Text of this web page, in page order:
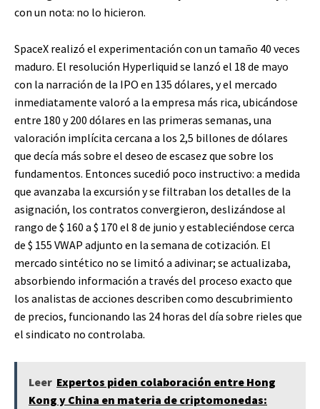
con un nota: no lo hicieron.
SpaceX realizó el experimentación con un tamaño 40 veces
maduro. El resolución Hyperliquid se lanzó el 18 de mayo
con la narración de la IPO en 135 dólares, y el mercado
inmediatamente valoró a la empresa más rica, ubicándose
entre 180 y 200 dólares en las primeras semanas, una
valoración implícita cercana a los 2,5 billones de dólares
que decía más sobre el deseo de escasez que sobre los
fundamentos. Entonces sucedió poco instructivo: a medida
que avanzaba la excursión y se filtraban los detalles de la
asignación, los contratos convergieron, deslizándose al
rango de $ 160 a $ 170 el 8 de junio y estableciéndose cerca
de $ 155 VWAP adjunto en la semana de cotización. El
mercado sintético no se limitó a adivinar; se actualizaba,
absorbiendo información a través del proceso exacto que
los analistas de acciones describen como descubrimiento
de precios, funcionando las 24 horas del día sobre rieles que
el sindicato no controlaba.
Leer Expertos piden colaboración entre Hong
Kong y China en materia de criptomonedas: